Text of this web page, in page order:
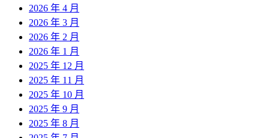
2026 年 4 月
2026 年 3 月
2026 年 2 月
2026 年 1 月
2025 年 12 月
2025 年 11 月
2025 年 10 月
2025 年 9 月
2025 年 8 月